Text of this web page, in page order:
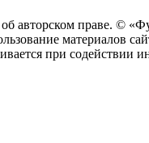
авторском праве. ©
материалов
при содействии